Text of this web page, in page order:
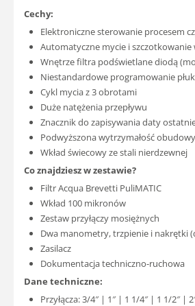
Cechy:
Elektroniczne sterowanie procesem
Automatyczne mycie i szczotkowanie
Wnętrze filtra podświetlane diodą
Niestandardowe programowanie
Cykl mycia z 3 obrotami
Duże natężenia przepływu
Znacznik do zapisywania daty
Podwyższona wytrzymałość obudowy
Wkład świecowy ze stali nierdzewnej
Co znajdziesz w zestawie?
Filtr Acqua Brevetti PuliMATIC
Wkład 100 mikronów
Zestaw przyłączy mosiężnych
Dwa manometry, trzpienie i nakrętki
Zasilacz
Dokumentacja techniczno-ruchowa
Dane techniczne:
Przyłącza: 3/4″ | 1″ | 1 1/4″ | 1 1/2″ |